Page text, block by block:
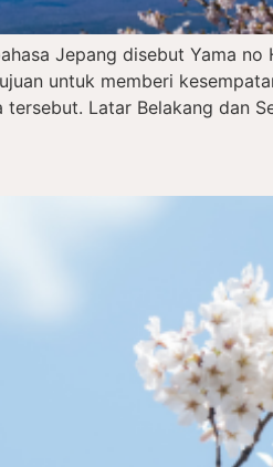
Jepang disebut Yama no
untuk memberi
Latar Belakang dan